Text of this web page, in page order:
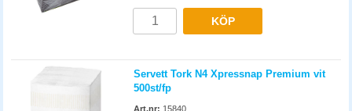
KÖP
Servett Tork N4 Xpressnap Premium vit
500st/fp
Art.nr: 15840